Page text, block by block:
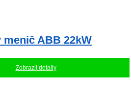
menič ABB 22kW
Zobrazit detaily